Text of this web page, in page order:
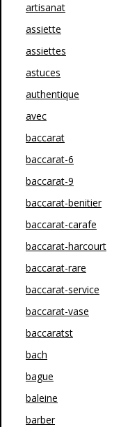
artisanat
assiette
assiettes
astuces
authentique
avec
baccarat
baccarat-6
baccarat-9
baccarat-benitier
baccarat-carafe
baccarat-harcourt
baccarat-rare
baccarat-service
baccarat-vase
baccaratst
bach
bague
baleine
barber